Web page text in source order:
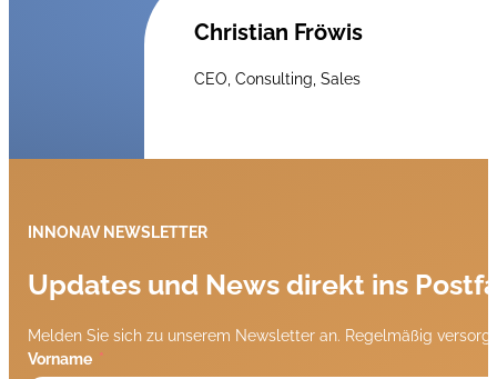
Christian Fröwis
CEO, Consulting, Sales
Updates und News direkt ins
INNONAV NEWSLETTER
Melden Sie sich zu unserem Newsletter an. Regelmäßig
Vorname